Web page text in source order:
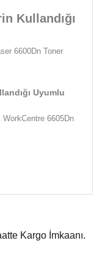
Kullandığı
6600Dn Toner
Uyumlu
6605Dn
ve diğer